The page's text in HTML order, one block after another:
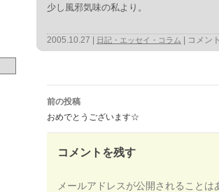
少し風邪気味の私より。
2005.10.27 日記・エッセイ・コラム コメン
投
稿
ナ
ビ
ゲ
シ
前の投稿
おめでとうございます☆
コメントを残す
メールアドレスが公開されることは